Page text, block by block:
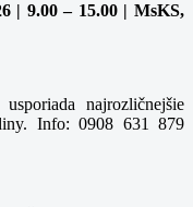
| 9.00 – 15.00 | MsKS,
najrozličnejšie
Info: 0908 631 879